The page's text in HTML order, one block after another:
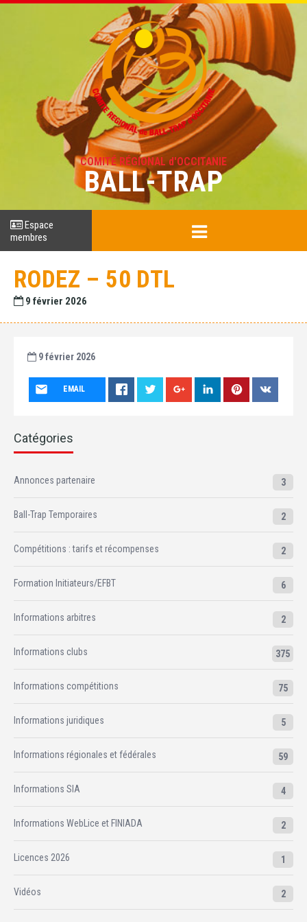
COMITÉ RÉGIONAL d'OCCITANIE
BALL-TRAP
Espace
membres
RODEZ – 50 DTL
9 février 2026
9 février 2026
EMAIL
Catégories
Annonces partenaire 3
Ball-Trap Temporaires 2
Compétitions : tarifs et récompenses 2
Formation Initiateurs/EFBT 6
Informations arbitres 2
Informations clubs 375
Informations compétitions 75
Informations juridiques 5
Informations régionales et fédérales 59
Informations SIA 4
Informations WebLice et FINIADA 2
Licences 2026 1
Vidéos 2